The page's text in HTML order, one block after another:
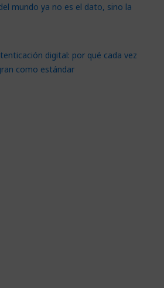
mundo ya no es el dato, sino la
digital: por qué cada vez
como estándar